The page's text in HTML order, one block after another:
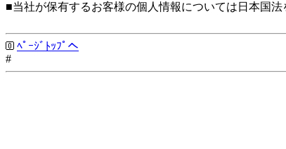
■当社が保有するお客様の個人情報については日本国
ﾍﾟｰｼﾞﾄｯﾌﾟへ
#